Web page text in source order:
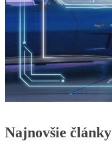
Najnovšie články